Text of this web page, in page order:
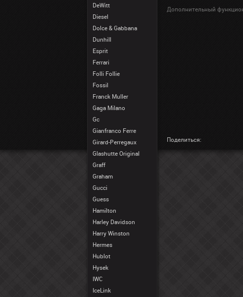
DeWitt
Diesel
Dolce & Gabbana
Dunhill
Esprit
Ferrari
Folli Follie
Fossil
Franck Muller
Gaga Milano
Gc
Gianfranco Ferre
Girard-Perregaux
Glashutte Original
Graff
Graham
Gucci
Guess
Hamilton
Harley Davidson
Harry Winston
Hermes
Hublot
Hysek
IWC
IceLink
Дополнительный
Поделиться: